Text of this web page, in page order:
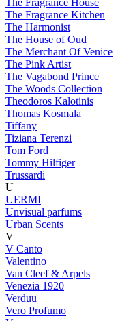
The Fragrance House
The Fragrance Kitchen
The Harmonist
The House of Oud
The Merchant Of Venice
The Pink Artist
The Vagabond Prince
The Woods Collection
Theodoros Kalotinis
Thomas Kosmala
Tiffany
Tiziana Terenzi
Tom Ford
Tommy Hilfiger
Trussardi
U
UERMI
Unvisual parfums
Urban Scents
V
V Canto
Valentino
Van Cleef & Arpels
Venezia 1920
Verduu
Vero Profumo